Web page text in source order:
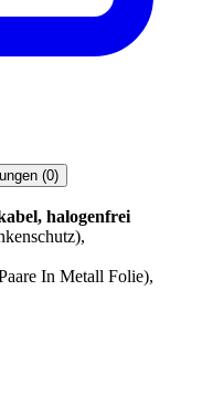
(0)
halogenfrei
In Metall Folie),